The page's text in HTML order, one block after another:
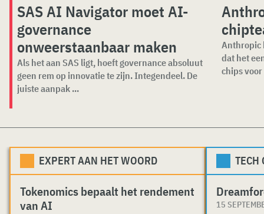
SAS AI Navigator moet AI-
governance
onweerstaanbaar maken
Als het aan SAS ligt, hoeft governance absoluut
geen rem op innovatie te zijn. Integendeel. De
juiste aanpak ...
Anthropic
dat het
chips
EXPERT AAN HET WOORD
Tokenomics bepaalt het rendement
van AI
TECH
15